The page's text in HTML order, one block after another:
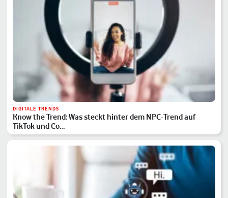
DIGITALE TRENDS
Know the Trend: Was steckt hinter dem NPC-Trend auf
TikTok und Co…